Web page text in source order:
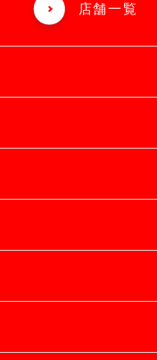
店舗一覧